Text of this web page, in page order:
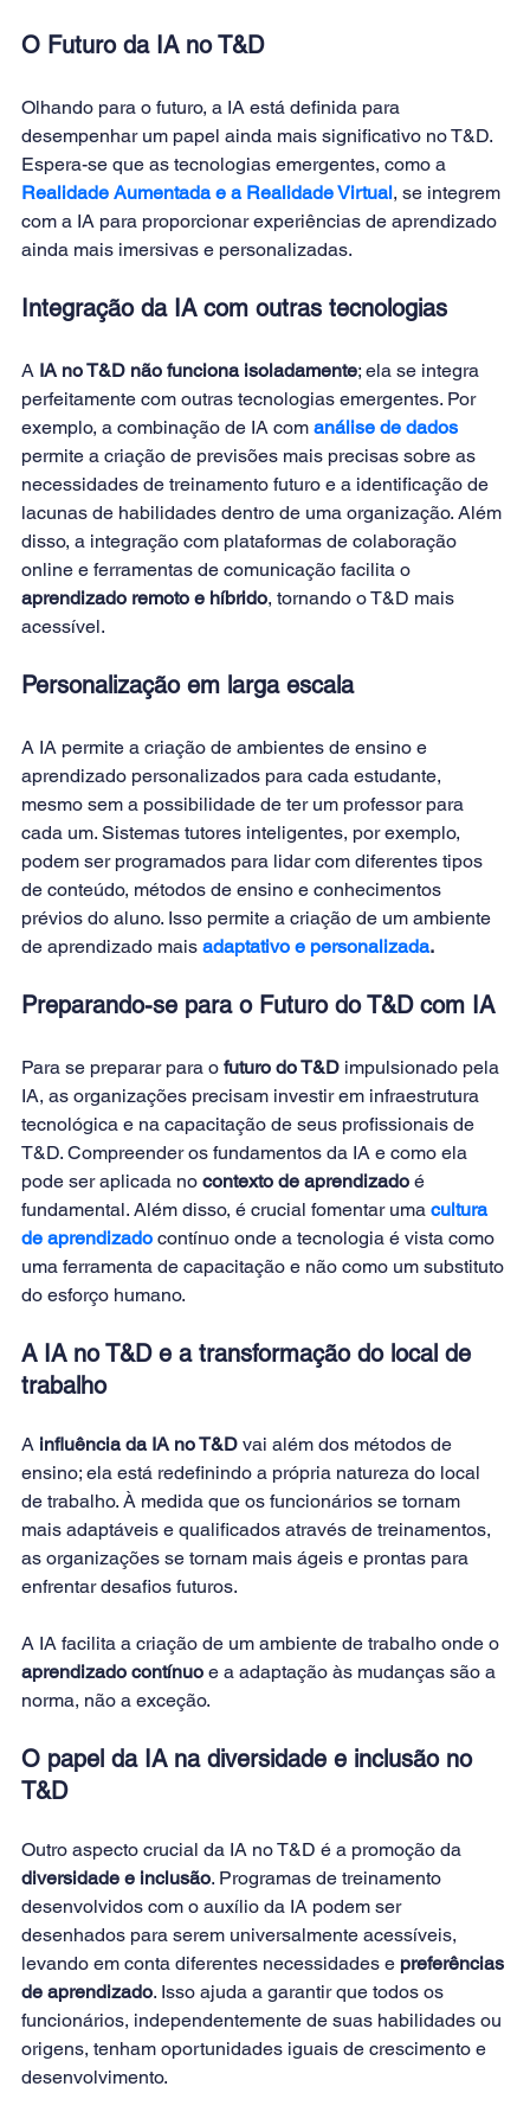
O Futuro da IA no T&D
Olhando para o futuro, a IA está definida para
desempenhar um papel ainda mais significativo no T&D.
Espera-se que as tecnologias emergentes, como a
Realidade Aumentada e a Realidade Virtual, se integrem
com a IA para proporcionar experiências de aprendizado
ainda mais imersivas e personalizadas.
Integração da IA com outras tecnologias
A IA no T&D não funciona isoladamente; ela se integra
perfeitamente com outras tecnologias emergentes. Por
exemplo, a combinação de IA com análise de dados
permite a criação de previsões mais precisas sobre as
necessidades de treinamento futuro e a identificação de
lacunas de habilidades dentro de uma organização. Além
disso, a integração com plataformas de colaboração
online e ferramentas de comunicação facilita o
aprendizado remoto e híbrido, tornando o T&D mais
acessível.
Personalização em larga escala
A IA permite a criação de ambientes de ensino e
aprendizado personalizados para cada estudante,
mesmo sem a possibilidade de ter um professor para
cada um. Sistemas tutores inteligentes, por exemplo,
podem ser programados para lidar com diferentes tipos
de conteúdo, métodos de ensino e conhecimentos
prévios do aluno. Isso permite a criação de um ambiente
de aprendizado mais adaptativo e personalizada.
Preparando-se para o Futuro do T&D com IA
Para se preparar para o futuro do T&D impulsionado pela
IA, as organizações precisam investir em infraestrutura
tecnológica e na capacitação de seus profissionais de
T&D. Compreender os fundamentos da IA e como ela
pode ser aplicada no contexto de aprendizado é
fundamental. Além disso, é crucial fomentar uma cultura
de aprendizado contínuo onde a tecnologia é vista como
uma ferramenta de capacitação e não como um substituto
do esforço humano.
A IA no T&D e a transformação do local de
trabalho
A influência da IA no T&D vai além dos métodos de
ensino; ela está redefinindo a própria natureza do local
de trabalho. À medida que os funcionários se tornam
mais adaptáveis e qualificados através de treinamentos,
as organizações se tornam mais ágeis e prontas para
enfrentar desafios futuros.
A IA facilita a criação de um ambiente de trabalho onde o
aprendizado contínuo e a adaptação às mudanças são a
norma, não a exceção.
O papel da IA na diversidade e inclusão no
T&D
Outro aspecto crucial da IA no T&D é a promoção da
diversidade e inclusão. Programas de treinamento
desenvolvidos com o auxílio da IA podem ser
desenhados para serem universalmente acessíveis,
levando em conta diferentes necessidades e preferências
de aprendizado. Isso ajuda a garantir que todos os
funcionários, independentemente de suas habilidades ou
origens, tenham oportunidades iguais de crescimento e
desenvolvimento.